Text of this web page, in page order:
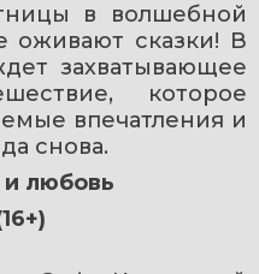
в волшебной
оживают сказки! В
захватывающее
которое
впечатления и
снова.
и любовь